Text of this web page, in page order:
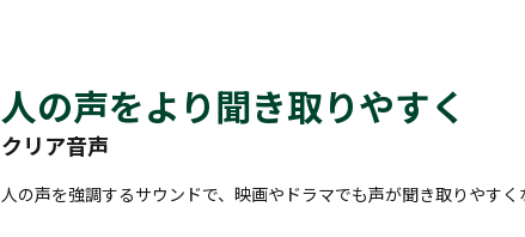
人の声をより聞き取りやすく
クリア音声
人の声を強調するサウンドで、映画やドラマでも声が聞き取りやす